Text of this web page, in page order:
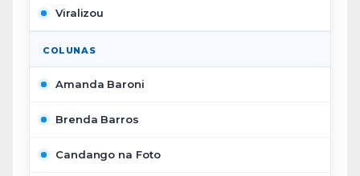
Viralizou
COLUNAS
Amanda Baroni
Brenda Barros
Candango na Foto